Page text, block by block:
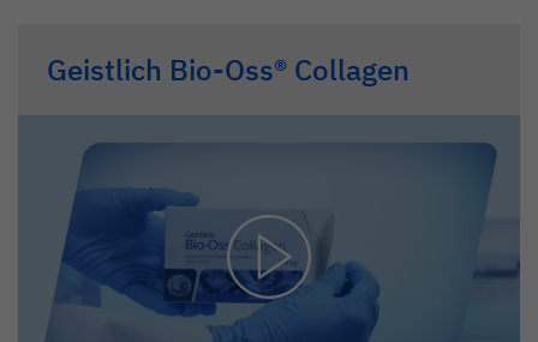
Geistlich Bio-Oss® Collagen